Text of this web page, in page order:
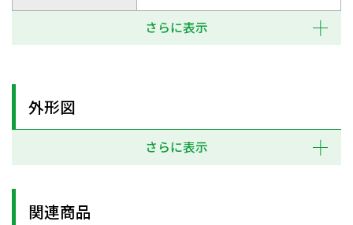
さらに表示
外形図
さらに表示
関連商品